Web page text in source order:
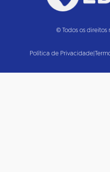
© Todos os direitos
Política de Privacidade|